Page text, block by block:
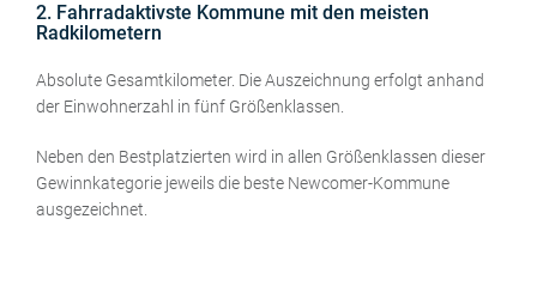
2. Fahrradaktivste Kommune mit den meisten
Radkilometern
Absolute Gesamtkilometer. Die Auszeichnung erfolgt anhand
der Einwohnerzahl in fünf Größenklassen.
Neben den Bestplatzierten wird in allen Größenklassen dieser
Gewinnkategorie jeweils die beste Newcomer-Kommune
ausgezeichnet.